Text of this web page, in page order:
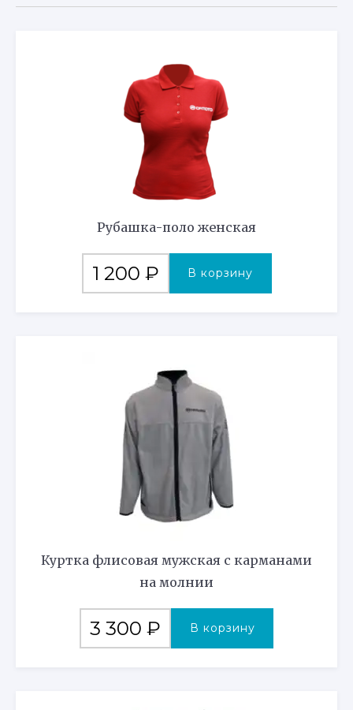
Рубашка-поло женская
1 200 ₽ В корзину
Куртка флисовая мужская с карманами
на молнии
3 300 ₽ В корзину